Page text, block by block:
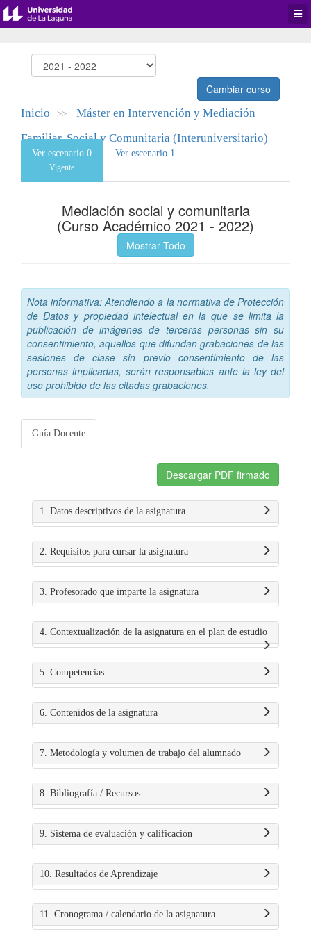
Cambiar curso
Inicio >>
Máster en Intervención y Mediación
Familiar, Social y Comunitaria (Interuniversitario)
Ver escenario 0
Vigente
Ver escenario 1
Mediación social y comunitaria
(Curso Académico 2021 - 2022)
Mostrar Todo
Nota informativa: Atendiendo a la normativa de Protección
de Datos y propiedad intelectual en la que se limita la
publicación de imágenes de terceras personas sin su
consentimiento, aquellos que difundan grabaciones de las
sesiones de clase sin previo consentimiento de las
personas implicadas, serán responsables ante la ley del
uso prohibido de las citadas grabaciones.
Guía Docente
Descargar PDF firmado
1. Datos descriptivos de la asignatura
2. Requisitos para cursar la asignatura
3. Profesorado que imparte la asignatura
4. Contextualización de la asignatura en el plan de estudio
5. Competencias
6. Contenidos de la asignatura
7. Metodología y volumen de trabajo del alumnado
8. Bibliografía / Recursos
9. Sistema de evaluación y calificación
10. Resultados de Aprendizaje
11. Cronograma / calendario de la asignatura